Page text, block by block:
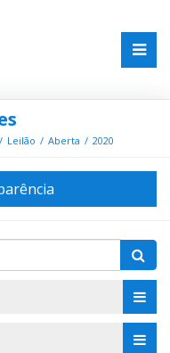
Leilão Aberta 2020